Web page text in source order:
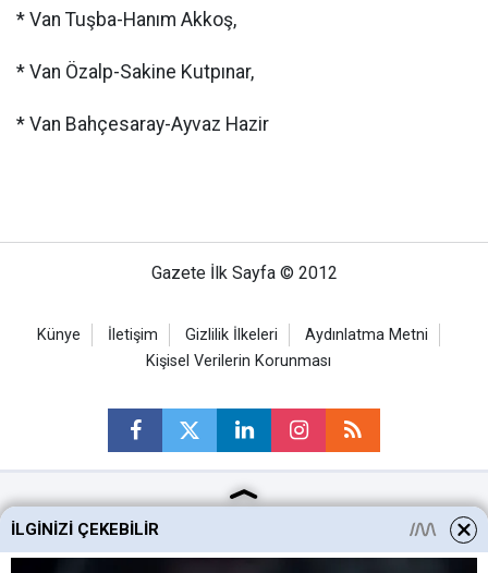
* Van Tuşba-Hanım Akkoş,
* Van Özalp-Sakine Kutpınar,
* Van Bahçesaray-Ayvaz Hazir
Gazete İlk Sayfa © 2012
Künye İletişim Gizlilik İlkeleri
Aydınlatma Metni
Kişisel Verilerin Korunması
Ankara Haberleri
Keçiören Haberleri
İLGINIZI ÇEKEBILIR